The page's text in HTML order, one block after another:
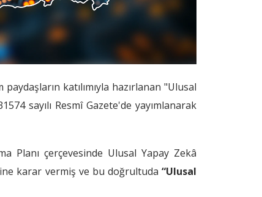
katılımıyla hazırlanan "Ulusal
sayılı Resmî Gazete'de yayımlanarak
Planı çerçevesinde Ulusal Yapay Zekâ
karar vermiş ve bu doğrultuda “Ulusal